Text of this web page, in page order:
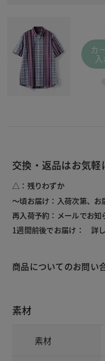
カ
交換・返品はお気軽
△：残りわずか
～頃お届け：入荷次第、お
再入荷予約：メールでお知
1週間前後でお届け： 詳
商品についてのお問い
素材
素材